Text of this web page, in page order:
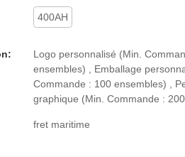
400AH
Logo personnalisé (Min.
ensembles) , Emballage
Commande : 100 ensembles) ,
graphique (Min. Commande :
fret maritime